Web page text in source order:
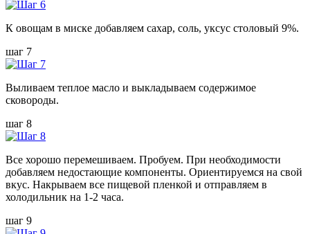
К овощам в миске добавляем сахар, соль, уксус столовый 9%.
шаг 7
Выливаем теплое масло и выкладываем содержимое
сковороды.
шаг 8
Все хорошо перемешиваем. Пробуем. При необходимости
добавляем недостающие компоненты. Ориентируемся на свой
вкус. Накрываем все пищевой пленкой и отправляем в
холодильник на 1-2 часа.
шаг 9